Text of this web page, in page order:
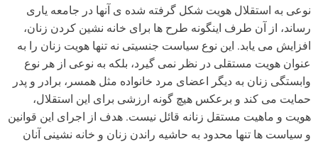
نوعی به استقلال هویت شکل گرفته شده ی آنها در جامعه یاری
رساند، از آن طرف اینگونه طرح ها برای خانه نشین کردن زنان،
افزایش می یابد. این نوع سیاست جنسیتی نه تنها هویت زنان را به
عنوان هویت مستقلی در نظر نمی گیرد، بلکه به نوعی از هر نوع
وابستگی زنان به دیگر اعضای مرد خانواده مثل همسر، برادر و پدر
حمایت می کند و برعکس هیچ گونه ارزشی برای این استقلال،
هویت و ماهیت مستقل زنانه قائل نیست. هدف از اجرای این قوانین
و سیاست ها تنها محدود به حاشیه راندن زنان و خانه نشینی آنان